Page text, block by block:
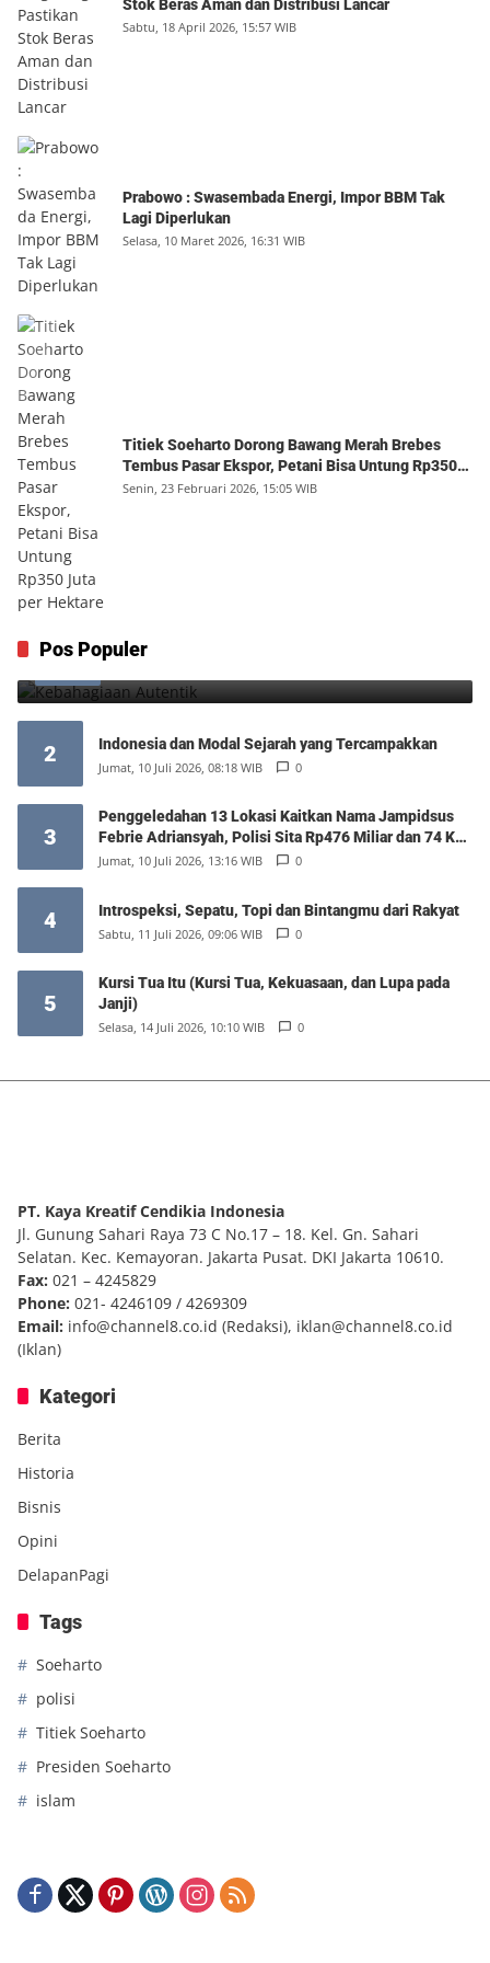
Stok Beras Aman dan Distribusi Lancar
Sabtu, 18 April 2026, 15:57 WIB
Prabowo : Swasembada Energi, Impor BBM Tak
Lagi Diperlukan
Selasa, 10 Maret 2026, 16:31 WIB
Titiek Soeharto Dorong Bawang Merah Brebes
Tembus Pasar Ekspor, Petani Bisa Untung Rp350
Juta per Hektare
Senin, 23 Februari 2026, 15:05 WIB
Pos Populer
1 Kebahagiaan Autentik
2 Indonesia dan Modal Sejarah yang Tercampakkan
Jumat, 10 Juli 2026, 08:18 WIB 0
3
Penggeledahan 13 Lokasi Kaitkan Nama Jampidsus
Febrie Adriansyah, Polisi Sita Rp476 Miliar dan 74 Kg
Emas
Jumat, 10 Juli 2026, 13:16 WIB 0
4 Introspeksi, Sepatu, Topi dan Bintangmu dari Rakyat
Sabtu, 11 Juli 2026, 09:06 WIB 0
5
Kursi Tua Itu (Kursi Tua, Kekuasaan, dan Lupa pada
Janji)
Selasa, 14 Juli 2026, 10:10 WIB 0
PT. Kaya Kreatif Cendikia Indonesia
Jl. Gunung Sahari Raya 73 C No.17 – 18. Kel. Gn. Sahari
Selatan. Kec. Kemayoran. Jakarta Pusat. DKI Jakarta 10610.
Fax: 021 – 4245829
Phone: 021- 4246109 / 4269309
Email: info@channel8.co.id (Redaksi), iklan@channel8.co.id
(Iklan)
Kategori
Berita
Historia
Bisnis
Opini
DelapanPagi
Tags
Soeharto
polisi
Titiek Soeharto
Presiden Soeharto
islam